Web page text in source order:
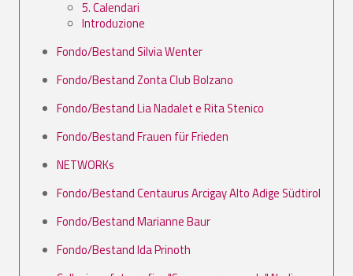
5. Calendari
Introduzione
Fondo/Bestand Silvia Wenter
Fondo/Bestand Zonta Club Bolzano
Fondo/Bestand Lia Nadalet e Rita Stenico
Fondo/Bestand Frauen für Frieden
NETWORKs
Fondo/Bestand Centaurus Arcigay Alto Adige Südtirol
Fondo/Bestand Marianne Baur
Fondo/Bestand Ida Prinoth